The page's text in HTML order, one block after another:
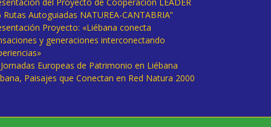
Rutas Autoguiadas NATUREA-CANTABRIA”
Proyecto: «Liébana conecta
y generaciones interconectando
Europeas de Patrimonio en Liébana
Paisajes que Conectan en Red Natura 2000